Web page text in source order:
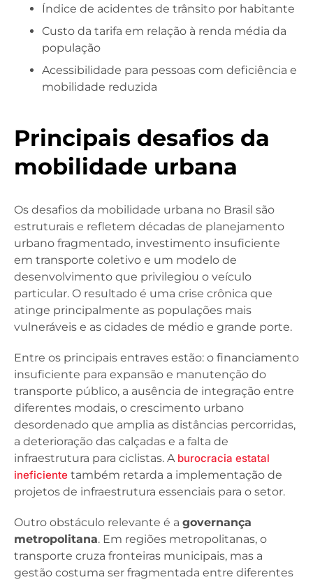
Índice de acidentes de trânsito por habitante
Custo da tarifa em relação à renda média da
população
Acessibilidade para pessoas com deficiência e
mobilidade reduzida
Principais desafios da
mobilidade urbana
Os desafios da mobilidade urbana no Brasil são
estruturais e refletem décadas de planejamento
urbano fragmentado, investimento insuficiente
em transporte coletivo e um modelo de
desenvolvimento que privilegiou o veículo
particular. O resultado é uma crise crônica que
atinge principalmente as populações mais
vulneráveis e as cidades de médio e grande porte.
Entre os principais entraves estão: o financiamento
insuficiente para expansão e manutenção do
transporte público, a ausência de integração entre
diferentes modais, o crescimento urbano
desordenado que amplia as distâncias percorridas,
a deterioração das calçadas e a falta de
infraestrutura para ciclistas. A burocracia estatal
ineficiente também retarda a implementação de
projetos de infraestrutura essenciais para o setor.
Outro obstáculo relevante é a governança
metropolitana. Em regiões metropolitanas, o
transporte cruza fronteiras municipais, mas a
gestão costuma ser fragmentada entre diferentes